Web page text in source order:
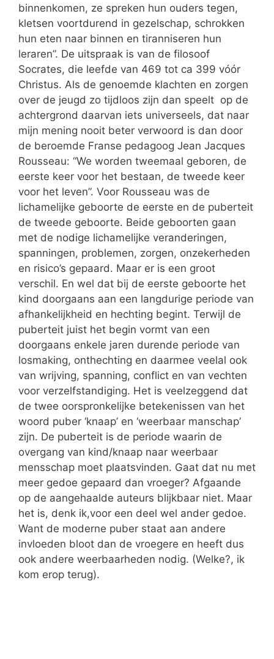
binnenkomen, ze spreken hun ouders tegen,
kletsen voortdurend in gezelschap, schrokken
hun eten naar binnen en tiranniseren hun
leraren”. De uitspraak is van de filosoof
Socrates, die leefde van 469 tot ca 399 vóór
Christus. Als de genoemde klachten en zorgen
over de jeugd zo tijdloos zijn dan speelt op de
achtergrond daarvan iets universeels, dat naar
mijn mening nooit beter verwoord is dan door
de beroemde Franse pedagoog Jean Jacques
Rousseau: “We worden tweemaal geboren, de
eerste keer voor het bestaan, de tweede keer
voor het leven”. Voor Rousseau was de
lichamelijke geboorte de eerste en de puberteit
de tweede geboorte. Beide geboorten gaan
met de nodige lichamelijke veranderingen,
spanningen, problemen, zorgen, onzekerheden
en risico’s gepaard. Maar er is een groot
verschil. En wel dat bij de eerste geboorte het
kind doorgaans aan een langdurige periode van
afhankelijkheid en hechting begint. Terwijl de
puberteit juist het begin vormt van een
doorgaans enkele jaren durende periode van
losmaking, onthechting en daarmee veelal ook
van wrijving, spanning, conflict en van vechten
voor verzelfstandiging. Het is veelzeggend dat
de twee oorspronkelijke betekenissen van het
woord puber ‘knaap’ en ‘weerbaar manschap’
zijn. De puberteit is de periode waarin de
overgang van kind/knaap naar weerbaar
mensschap moet plaatsvinden. Gaat dat nu met
meer gedoe gepaard dan vroeger? Afgaande
op de aangehaalde auteurs blijkbaar niet. Maar
het is, denk ik,voor een deel wel ander gedoe.
Want de moderne puber staat aan andere
invloeden bloot dan de vroegere en heeft dus
ook andere weerbaarheden nodig. (Welke?, ik
kom erop terug).